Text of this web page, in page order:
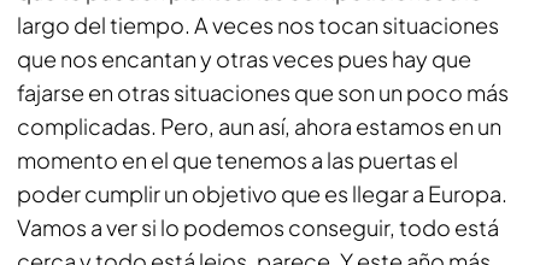
largo del tiempo. A veces nos tocan situaciones
que nos encantan y otras veces pues hay que
fajarse en otras situaciones que son un poco más
complicadas. Pero, aun así, ahora estamos en un
momento en el que tenemos a las puertas el
poder cumplir un objetivo que es llegar a Europa.
Vamos a ver si lo podemos conseguir, todo está